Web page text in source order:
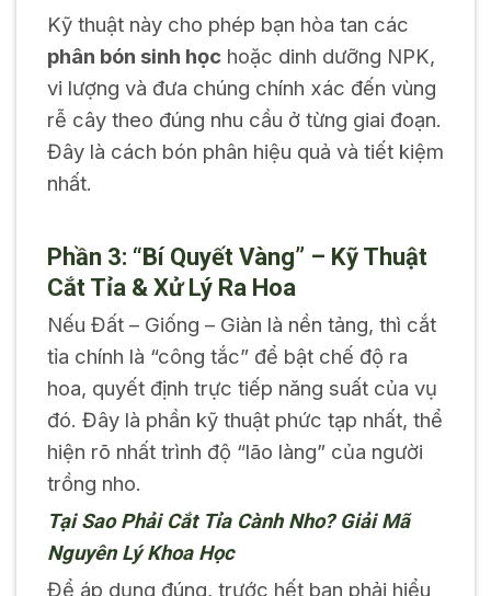
Kỹ thuật này cho phép bạn hòa tan các
phân bón sinh học hoặc dinh dưỡng NPK,
vi lượng và đưa chúng chính xác đến vùng
rễ cây theo đúng nhu cầu ở từng giai đoạn.
Đây là cách bón phân hiệu quả và tiết kiệm
nhất.
Phần 3: “Bí Quyết Vàng” – Kỹ Thuật
Cắt Tỉa & Xử Lý Ra Hoa
Nếu Đất – Giống – Giàn là nền tảng, thì cắt
tỉa chính là “công tắc” để bật chế độ ra
hoa, quyết định trực tiếp năng suất của vụ
đó. Đây là phần kỹ thuật phức tạp nhất, thể
hiện rõ nhất trình độ “lão làng” của người
trồng nho.
Tại Sao Phải Cắt Tỉa Cành Nho? Giải Mã
Nguyên Lý Khoa Học
Để áp dụng đúng, trước hết bạn phải hiểu